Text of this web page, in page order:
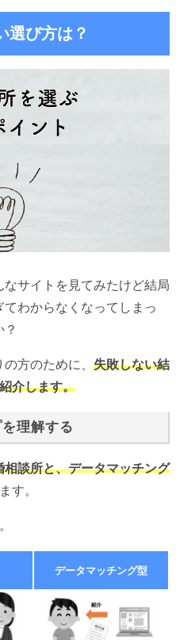
選び方は？
サイトを見てみたけど結局
わからなくなってしまっ
方のために、 失敗しない結
介します。
理解する
相談所と、データマッチング
す。
データマッチング型